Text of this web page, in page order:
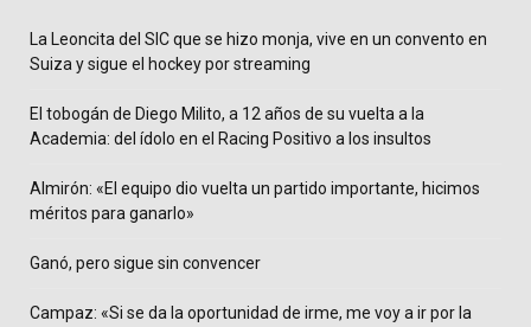
La Leoncita del SIC que se hizo monja, vive en un convento en
Suiza y sigue el hockey por streaming
El tobogán de Diego Milito, a 12 años de su vuelta a la
Academia: del ídolo en el Racing Positivo a los insultos
Almirón: «El equipo dio vuelta un partido importante, hicimos
méritos para ganarlo»
Ganó, pero sigue sin convencer
Campaz: «Si se da la oportunidad de irme, me voy a ir por la